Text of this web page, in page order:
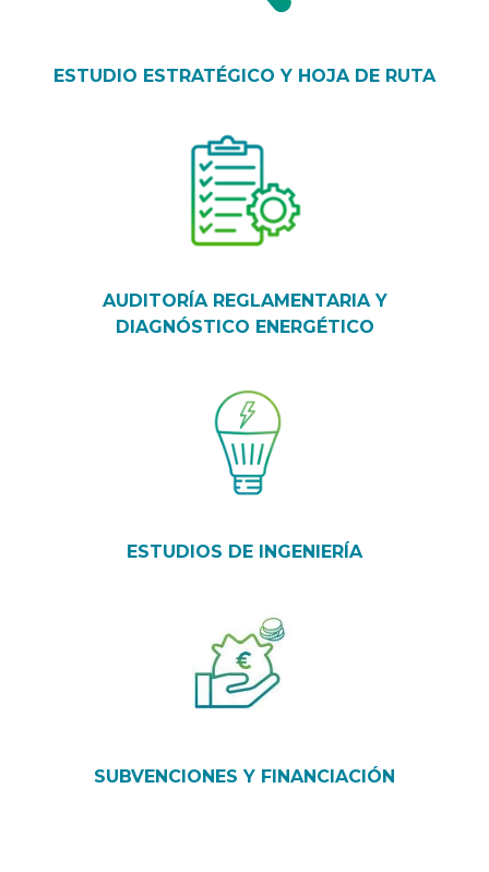
ESTUDIO ESTRATÉGICO Y HOJA DE RUTA
AUDITORÍA REGLAMENTARIA Y
DIAGNÓSTICO ENERGÉTICO
ESTUDIOS DE INGENIERÍA
SUBVENCIONES Y FINANCIACIÓN